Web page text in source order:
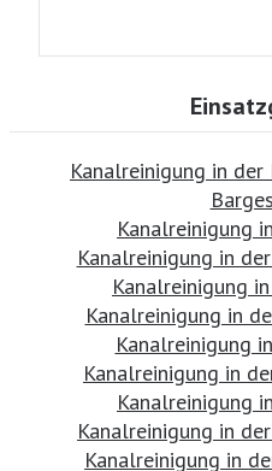
Kanalreinigung in der
Kanalreinigung
Kanalreinigung in
Kanalreinigung in
Kanalreinigung in
Kanalreinigung
Kanalreinigung in
Kanalreinigung
Kanalreinigung in
Kanalreinigung in